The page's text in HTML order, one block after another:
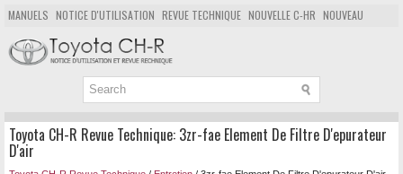
MANUELS NOTICE D'UTILISATION REVUE TECHNIQUE NOUVELLE C-HR NOUVEAU
POPULAIRE
PLAN DU SITE CHERCHER
Toyota CH-R Revue Technique: 3zr-fae Element De Filtre D'epurateur
D'air